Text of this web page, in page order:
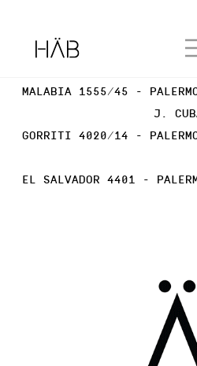
MALABIA 1555/45 -
J.
GORRITI 4020/14 -
EL SALVADOR 4401 -